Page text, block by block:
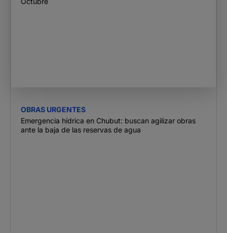
OBRAS URGENTES
Emergencia hídrica en Chubut: buscan agilizar obras
ante la baja de las reservas de agua